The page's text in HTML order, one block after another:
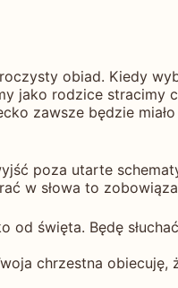
obiad. Kiedy
jako rodzice
zawsze będzie
poza utarte
w słowa to
od święta. Będę
chrzestna